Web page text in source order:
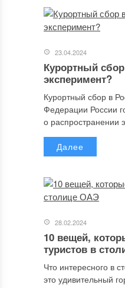
23.04.2024
Курортный
эксперимент?
Курортный сбор в
Федерации России
о распространении
Далее
28.02.2024
10 вещей,
туристов в
Что интересного в
это удивительный